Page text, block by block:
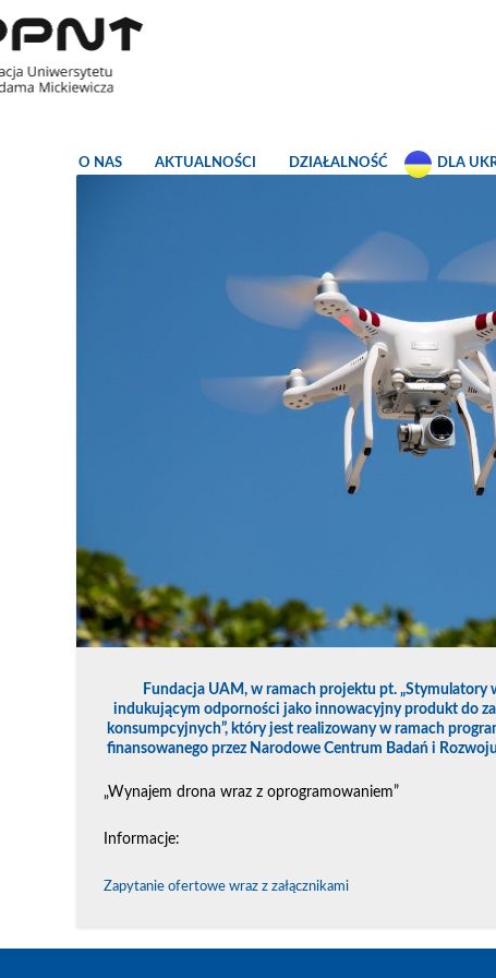
O NAS AKTUALNOŚCI DZIAŁALNOŚĆ DLA
Fundacja UAM, w ramach projektu pt. „Stymulatory
indukującym odporności jako innowacyjny produkt do
konsumpcyjnych”, który jest realizowany w ramach
finansowanego przez Narodowe Centrum Badań i
„Wynajem drona wraz z oprogramowaniem”
Informacje:
Zapytanie ofertowe wraz z załącznikami